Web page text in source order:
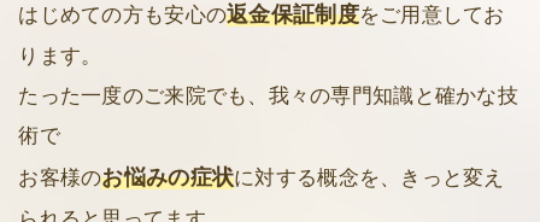
はじめての方も安心の返金保証制度をご用意してお
ります。
たった一度のご来院でも、我々の専門知識と確かな技
術で
お客様のお悩みの症状に対する概念を、きっと変え